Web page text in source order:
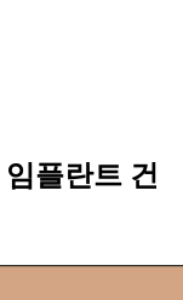
플란트 건